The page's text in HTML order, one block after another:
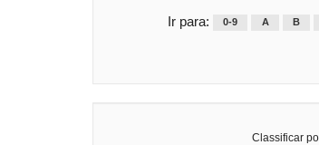
Ir para: 0-9 A B
Classificar